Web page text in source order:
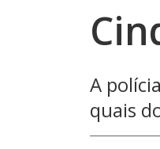
A
quais